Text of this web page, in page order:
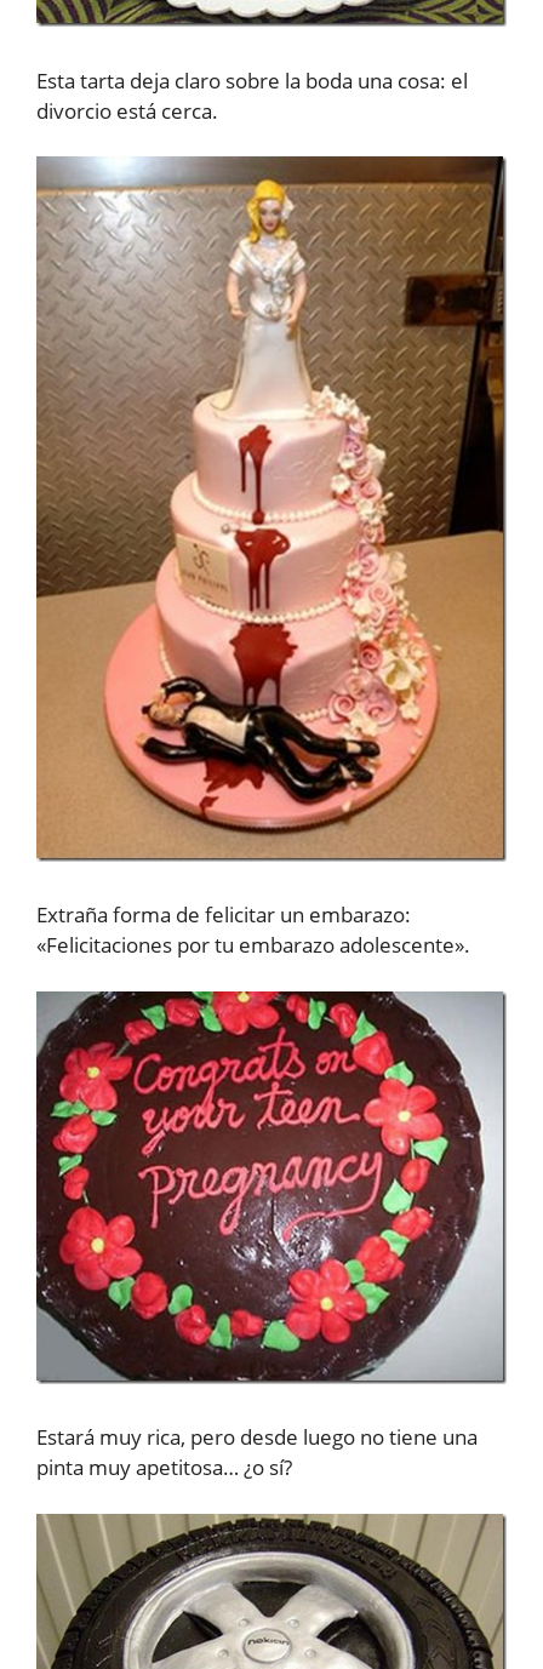
Esta tarta deja claro sobre la boda una cosa: el
divorcio está cerca.
Extraña forma de felicitar un embarazo:
«Felicitaciones por tu embarazo adolescente».
Estará muy rica, pero desde luego no tiene una
pinta muy apetitosa… ¿o sí?